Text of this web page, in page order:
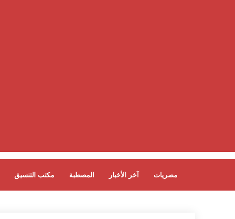
مكتب التنسيق المصطبة آخر الأخبار مصريات